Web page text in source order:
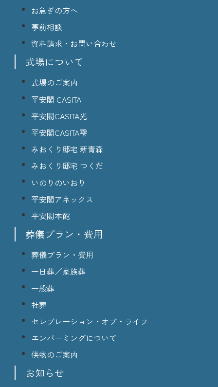
お急ぎの方へ
事前相談
資料請求・お問い合わせ
式場について
式場のご案内
平安閣 CASITA
平安閣CASITA光
平安閣CASITA雫
みおくり邸宅 新青森
みおくり邸宅 つくだ
いのりのいおり
平安閣アネックス
平安閣本館
葬儀プラン・費用
葬儀プラン・費用
一日葬／家族葬
一般葬
社葬
セレブレーション・オブ・ライフ
エンバーミングについて
供物のご案内
お知らせ